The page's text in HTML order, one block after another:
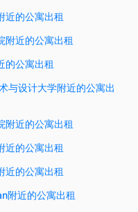
近的公寓出租
附近的公寓出租
的公寓出租
与设计大学附近的公寓出
附近的公寓出租
近的公寓出租
近的公寓出租
附近的公寓出租